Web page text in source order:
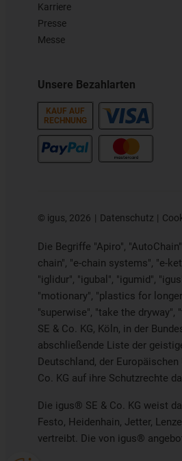
Karriere
Presse
Messe
Unsere Bezahlarten
KAUF AUF
RECHNUNG
© igus, 2026 Datenschutz
Die Begriffe "Apiro",
chain", "e-chain systems", "e-
"iglidur", "igubal", "igumid",
"motionary", "plastics for longer
"superwise", "take the
SE & Co. KG, Köln, in der
abschließende Liste der
Deutschland, der
Co. KG auf ihre Schutzrechte
Die igus® SE & Co. KG weist
Festo, Heidenhain, Jetter,
vertreibt. Die von igus®